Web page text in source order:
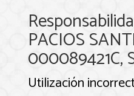
PACIOS
000089421C,
Utilización